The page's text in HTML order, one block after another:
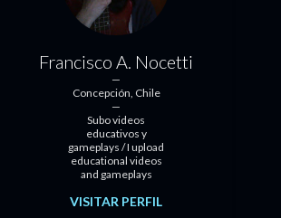
Francisco A. Nocetti
Concepción, Chile
Subo videos
educativos y
gameplays / I upload
educational videos
and gameplays
VISITAR PERFIL